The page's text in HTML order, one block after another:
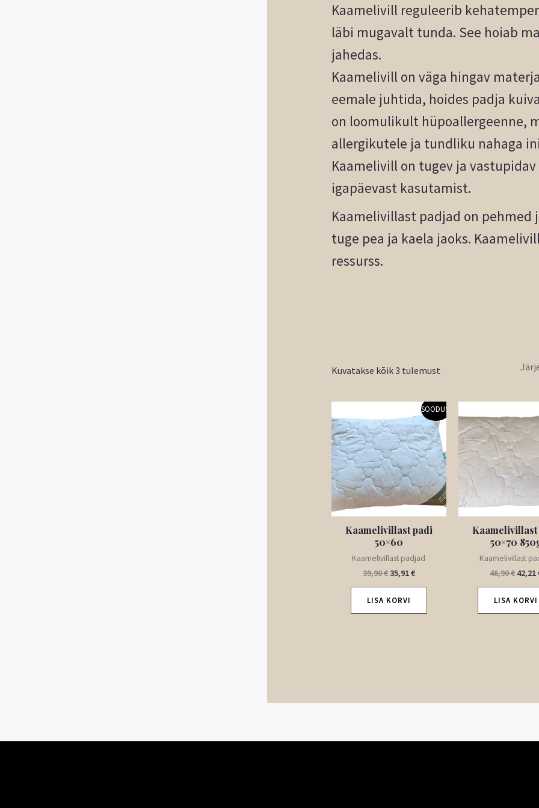
Kaamelivill reguleerib
läbi mugavalt tunda. See hoiab
jahedas.
Kaamelivill on väga hingav
eemale juhtida, hoides padja
on loomulikult hüpoallergeenne,
allergikutele ja tundliku nahaga
Kaamelivill on tugev ja
igapäevast kasutamist.
Kaamelivillast padjad on pehmed
tuge pea ja kaela jaoks.
ressurss.
Kuvatakse kõik 3 tulemust
SOODUS!
Kaamelivillast padi
50×60
Kaamelivillast padjad
39,90€
hind
oli:
39,90 €.
35,91€
Praegune
hind
on:
35,91 €.
LISA KORVI
Kaamelivillast
50×70
Kaamelivillast
46,90€
hind
oli:
46,90 €.
42,21
LISA KORVI